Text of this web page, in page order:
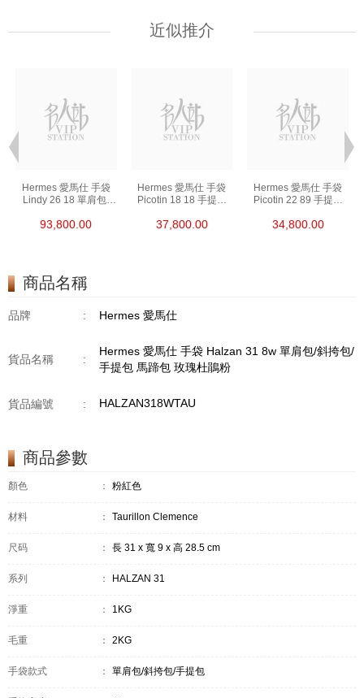
近似推介
Hermes 愛馬仕 手袋
Lindy 26 18 單肩包/
93,800.00
Hermes 愛馬仕 手袋
Picotin 18 18 手提包
37,800.00
Hermes 愛馬仕 手袋
Picotin 22 89 手提包
34,800.00
商品名稱
品牌 : Hermes 愛馬仕
貨品名稱 :
Hermes 愛馬仕 手袋 Halzan 31 8w 單肩包/斜挎包/
手提包 馬蹄包 玫瑰杜鵑粉
貨品編號 : HALZAN318WTAU
商品參數
顏色 ： 粉紅色
材料 ： Taurillon Clemence
尺码 ： 長 31 x 寬 9 x 高 28.5 cm
系列 ： HALZAN 31
淨重 ： 1KG
毛重 ： 2KG
手袋款式 ： 單肩包/斜挎包/手提包